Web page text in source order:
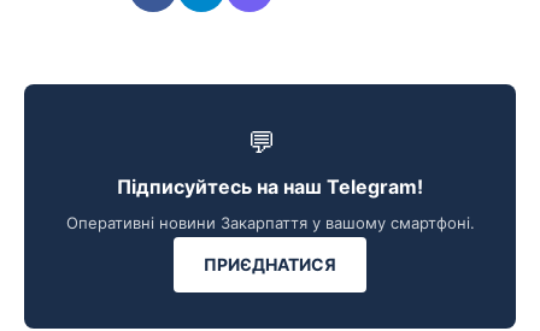
💬
Підписуйтесь на наш Telegram!
Оперативні новини Закарпаття у вашому смартфоні.
ПРИЄДНАТИСЯ